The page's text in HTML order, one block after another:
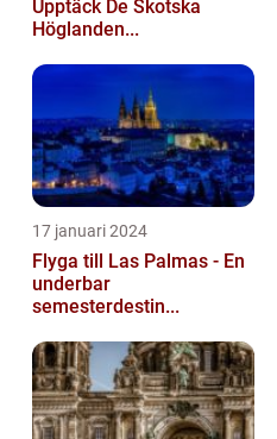
Upptäck De Skotska
Höglanden...
17 januari 2024
Flyga till Las Palmas - En
underbar
semesterdestin...